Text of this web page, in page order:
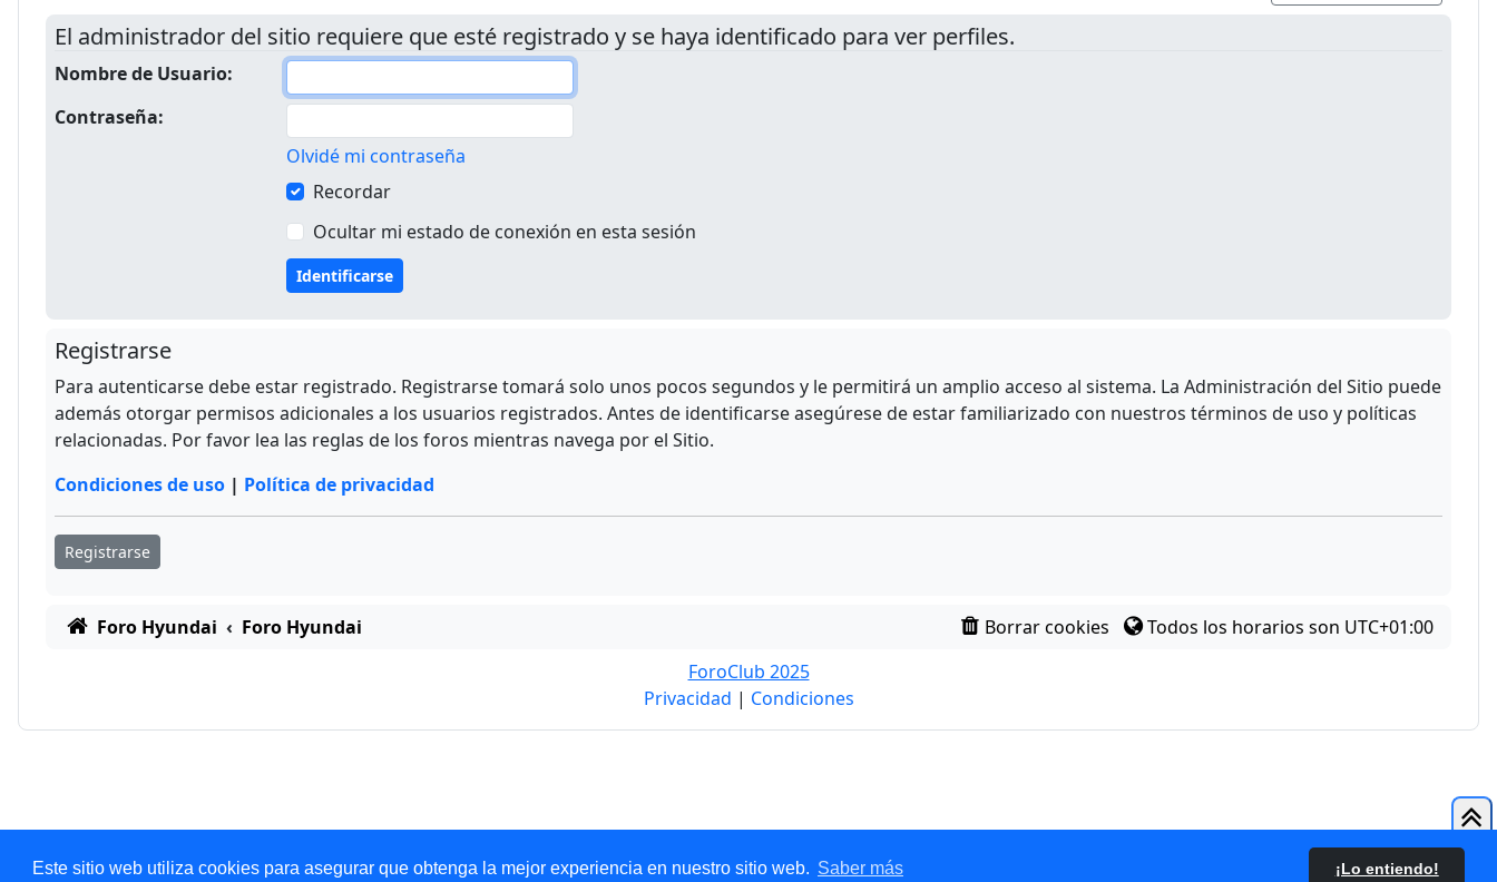
Este sitio web utiliza cookies para asegurar que obtenga la mejor experiencia en nuestro sitio web. Saber más ¡Lo entiendo!
El administrador del sitio requiere que esté registrado y se haya identificado para ver perfiles.
Nombre de Usuario:
Contraseña:
Olvidé mi contraseña
Recordar
Ocultar mi estado de conexión en esta sesión
Registrarse
Para autenticarse debe estar registrado. Registrarse tomará solo unos pocos segundos y le permitirá un amplio acceso al sistema. La Administración del Sitio puede
además otorgar permisos adicionales a los usuarios registrados. Antes de identificarse asegúrese de estar familiarizado con nuestros términos de uso y políticas
relacionadas. Por favor lea las reglas de los foros mientras navega por el Sitio.
Condiciones de uso | Política de privacidad
Registrarse
Foro Hyundai Foro Hyundai Borrar cookies Todos los horarios son UTC+01:00
ForoClub 2025
Privacidad | Condiciones